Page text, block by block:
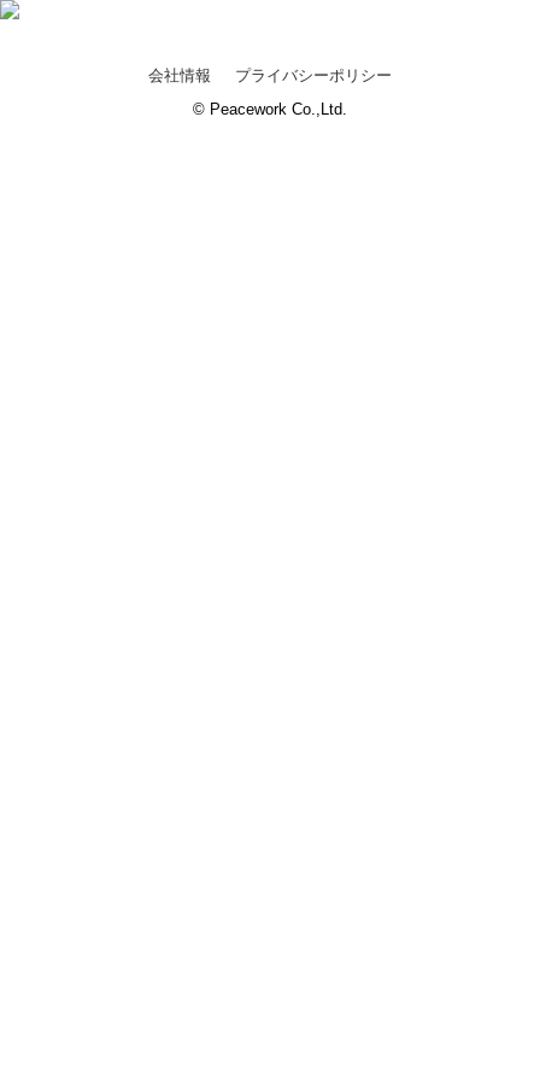
会社情報
プライバシーポリシー
© Peacework Co.,Ltd.